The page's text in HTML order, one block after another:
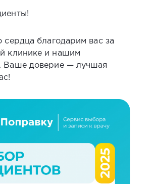
сердца благодарим вас за
клинике и нашим
Ваше доверие — лучшая